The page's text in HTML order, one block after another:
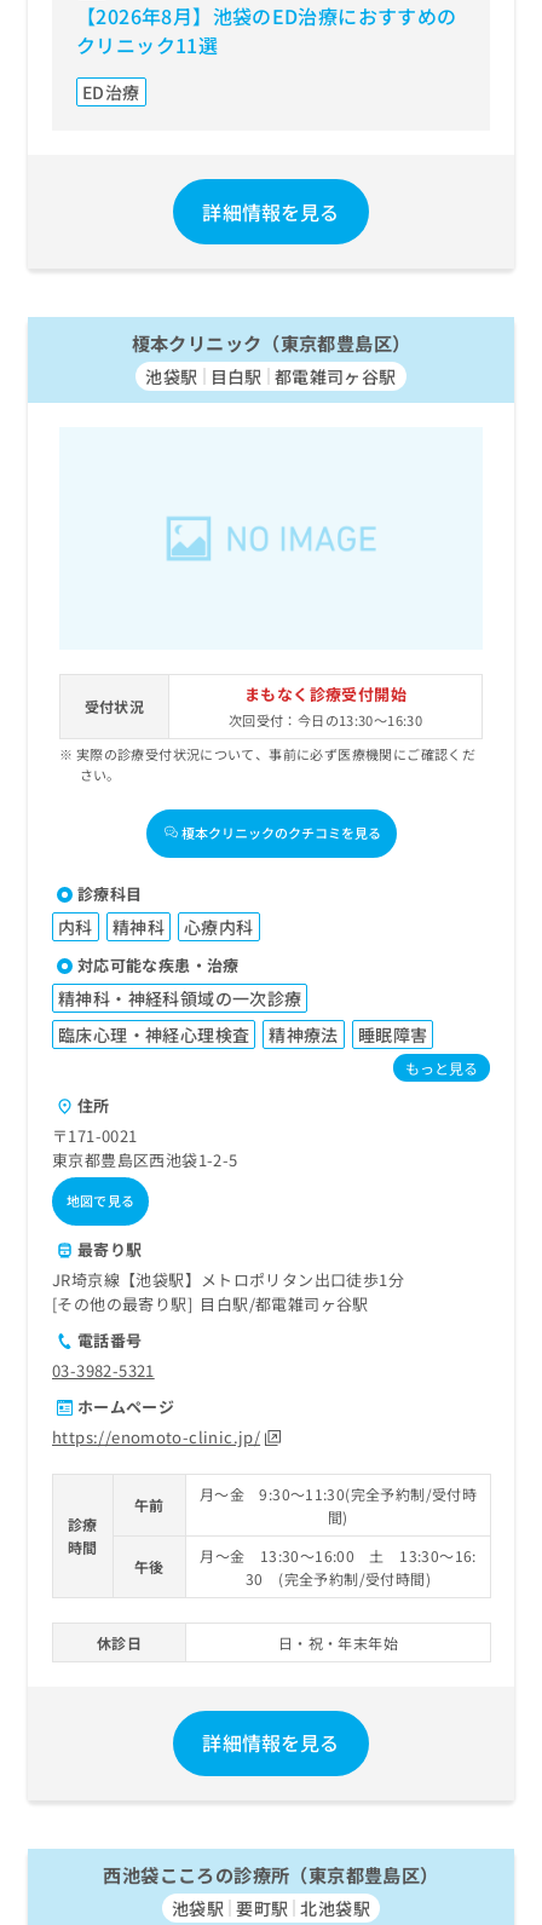
【2026年8月】池袋のED治療におすすめの
クリニック11選
ED治療
詳細情報を見る
榎本クリニック（東京都豊島区）
池袋駅 目白駅 都電雑司ヶ谷駅
受付状況
まもなく診療受付開始
次回受付：今日の13:30～16:30
実際の診療受付状況について、事前に必ず医療機関にご確認くだ
さい。
榎本クリニックのクチコミを見る
診療科目
内科 精神科 心療内科
対応可能な疾患・治療
精神科・神経科領域の一次診療
臨床心理・神経心理検査
精神療法 睡眠障害
もっと見る
住所
〒171-0021
東京都豊島区西池袋1-2-5
地図で見る
最寄り駅
JR埼京線【池袋駅】メトロポリタン出口徒歩1分
その他の最寄り駅
目白駅 都電雑司ヶ谷駅
電話番号
03-3982-5321
ホームページ
https://enomoto-clinic.jp/
診療
時間
午前
月～金 9:30～11:30(完全予約制/受付時
間)
午後
月～金 13:30～16:00 土 13:30～16:
30 (完全予約制/受付時間)
休診日 日・祝・年末年始
詳細情報を見る
西池袋こころの診療所（東京都豊島区）
池袋駅 要町駅 北池袋駅